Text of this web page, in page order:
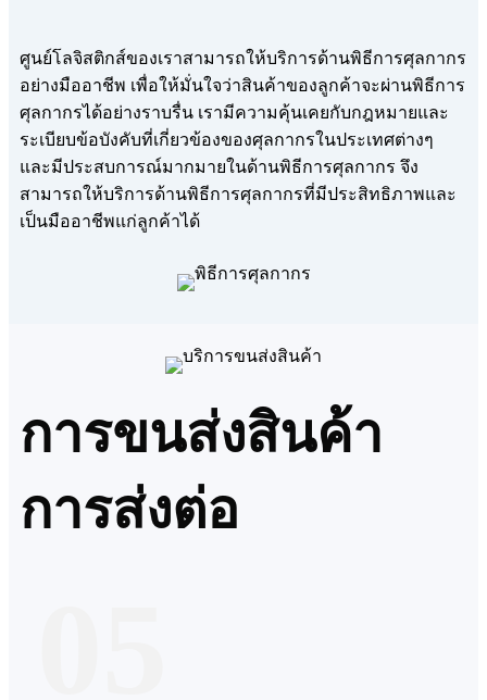
ศูนย์โลจิสติกส์ของเราสามารถให้บริการด้านพิธีการศุลกากร
อย่างมืออาชีพ เพื่อให้มั่นใจว่าสินค้าของลูกค้าจะผ่านพิธีการ
ศุลกากรได้อย่างราบรื่น เรามีความคุ้นเคยกับกฎหมายและ
ระเบียบข้อบังคับที่เกี่ยวข้องของศุลกากรในประเทศต่างๆ
และมีประสบการณ์มากมายในด้านพิธีการศุลกากร จึง
สามารถให้บริการด้านพิธีการศุลกากรที่มีประสิทธิภาพและ
เป็นมืออาชีพแก่ลูกค้าได้
การขนส่งสินค้า
การส่งต่อ